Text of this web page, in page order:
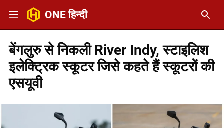
ONE हिन्दी
बेंगलुरु से निकली River Indy, स्टाइलिश
इलेक्ट्रिक स्कूटर जिसे कहते हैं स्कूटरों की
एसयूवी